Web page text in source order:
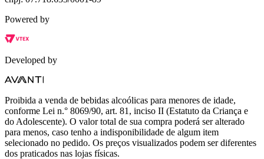
Powered by
Developed by
Proibida a venda de bebidas alcoólicas para menores de idade,
conforme Lei n.° 8069/90, art. 81, inciso II (Estatuto da Criança e
do Adolescente). O valor total de sua compra poderá ser alterado
para menos, caso tenho a indisponibilidade de algum item
selecionado no pedido. Os preços visualizados podem ser diferentes
dos praticados nas lojas físicas.